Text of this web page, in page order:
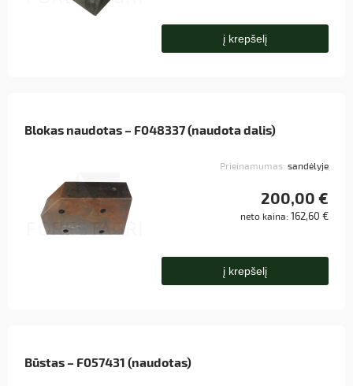
į krepšelį
Blokas naudotas – F048337 (naudota dalis)
Prieinamumas: sandėlyje
200,00 €
neto kaina: 162,60 €
į krepšelį
Būstas – F057431 (naudotas)